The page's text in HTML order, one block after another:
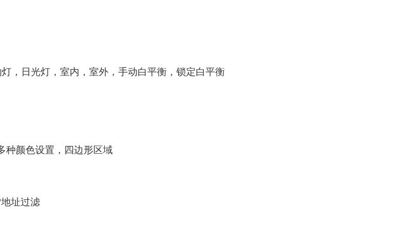
，日光灯，室内，室外，手动白平衡，锁定白平衡
种颜色设置，四边形区域
址过滤